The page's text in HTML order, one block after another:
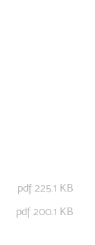
pdf 225.1 KB
pdf 200.1 KB